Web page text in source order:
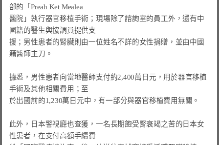
部的「Preah Ket Mealea
醫院」執行器官移植手術；現場除了諮詢室的員工外，還有中
國籍的醫生與協調員提供支
援；男性患者的腎臟則由一位姓名不詳的女性捐贈，並由中國
籍醫師主刀。
據悉，男性患者向當地醫師支付約2,400萬日元，用於器官移植
手術及其他相關費用；至
於出國前的1,230萬日元中，有一部分與器官移植費用無關。
此外，日本警視廳也查獲，一名長期飽受腎衰竭之苦的日本女
性患者，在支付高額手續費